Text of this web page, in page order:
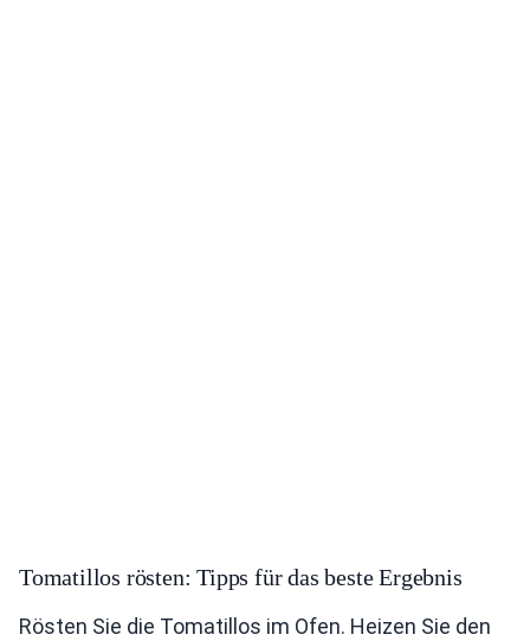
Tomatillos rösten: Tipps für das beste Ergebnis
Rösten Sie die Tomatillos im Ofen. Heizen Sie den